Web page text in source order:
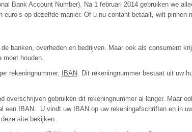
Bank Account Number). Na 1 februari 2014 gebruiken we
op dezelfde manier. Of u nu contant betaalt, wilt pinnen
banken, overheden en bedrijven. Maar ook als consument
moet houden.
rekeningnummer,
IBAN. Dit rekeningnummer bestaat uit uw
overschrijven gebruiken dit rekeningnummer al langer. Maar
een IBAN. U vindt uw IBAN op uw rekeningafschriften en in
site bekijken.